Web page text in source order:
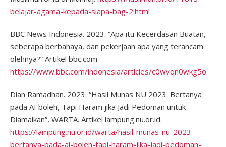
belajar-agama-kepada-siapa-bag-2.html
BBC News Indonesia. 2023. “Apa itu Kecerdasan Buatan,
seberapa berbahaya, dan pekerjaan apa yang terancam
olehnya?” Artikel bbc.com.
https://www.bbc.com/indonesia/articles/c0wvqn0wkg5o
Dian Ramadhan. 2023. “Hasil Munas NU 2023: Bertanya
pada AI boleh, Tapi Haram jika Jadi Pedoman untuk
Diamalkan”, WARTA. Artikel lampung.nu.or.id.
https://lampung.nu.or.id/warta/hasil-munas-nu-2023-
bertanya-pada-ai-boleh-tapi-haram-jika-jadi-pedoman-